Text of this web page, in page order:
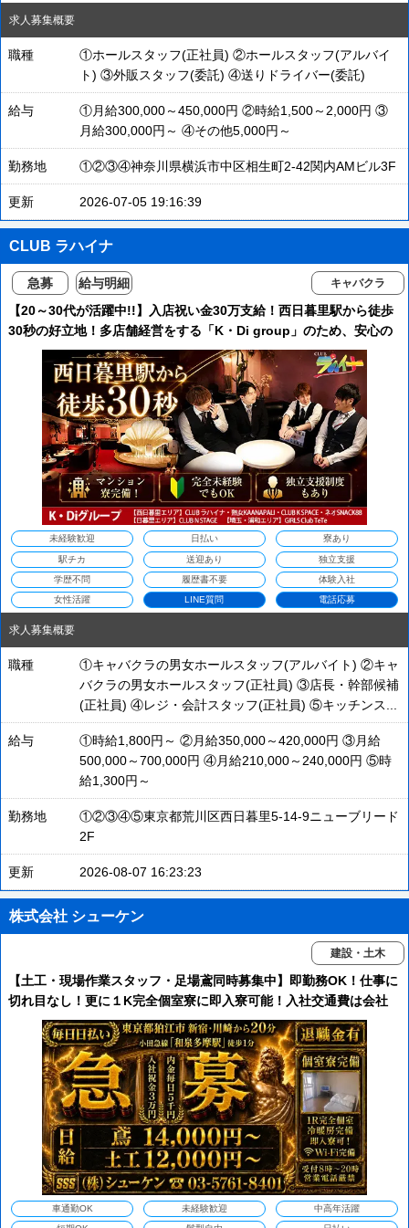
求人募集概要
職種
①ホールスタッフ(正社員) ②ホールスタッフ(アルバイ
ト) ③外販スタッフ(委託) ④送りドライバー(委託)
給与
①月給300,000～450,000円 ②時給1,500～2,000円 ③
月給300,000円～ ④その他5,000円～
勤務地 ①②③④神奈川県横浜市中区相生町2-42関内AMビル3F
更新 2026-07-05 19:16:39
CLUB ラハイナ
急募 給与明細 キャバクラ
【20～30代が活躍中!!】入店祝い金30万支給！西日暮里駅から徒歩
30秒の好立地！多店舗経営をする「K・Di group」のため、安心の
良環境◎ 即日入居可能のマンション寮完備／体験入社も大歓迎♪
未経験歓迎 日払い 寮あり
駅チカ 送迎あり 独立支援
学歴不問 履歴書不要 体験入社
女性活躍 LINE質問 電話応募
求人募集概要
職種
①キャバクラの男女ホールスタッフ(アルバイト) ②キャ
バクラの男女ホールスタッフ(正社員) ③店長・幹部候補
(正社員) ④レジ・会計スタッフ(正社員) ⑤キッチンス...
給与
①時給1,800円～ ②月給350,000～420,000円 ③月給
500,000～700,000円 ④月給210,000～240,000円 ⑤時
給1,300円～
勤務地
①②③④⑤東京都荒川区西日暮里5-14-9ニューブリード
2F
更新 2026-08-07 16:23:23
株式会社 シューケン
建設・土木
【土工・現場作業スタッフ・足場鳶同時募集中】即勤務OK！仕事に
切れ目なし！更に１K完全個室寮に即入寮可能！入社交通費は会社
負担！更に日払・週払もOK！【現場増加につき期間限定で入社祝い
金３万円支給！】
車通勤OK 未経験歓迎 中高年活躍